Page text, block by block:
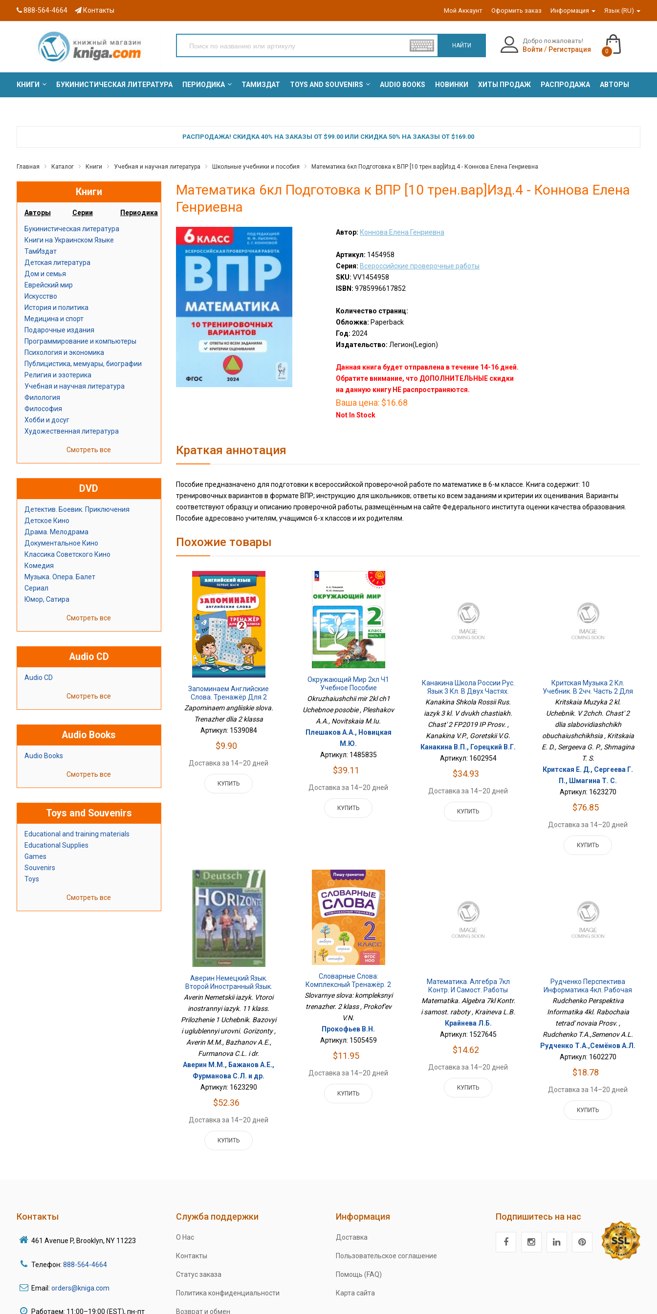
888-564-4664 Контакты Мой Аккаунт Оформить заказ Информация Язык (RU)
НАЙТИ
Добро пожаловать!
Войти / Регистрация 0
КНИГИ БУКИНИСТИЧЕСКАЯ ЛИТЕРАТУРА ПЕРИОДИКА ТАМИЗДАТ TOYS AND SOUVENIRS AUDIO BOOKS НОВИНКИ ХИТЫ ПРОДАЖ РАСПРОДАЖА АВТОРЫ
РАСПРОДАЖА! СКИДКА 40% НА ЗАКАЗЫ ОТ $99.00 ИЛИ СКИДКА 50% НА ЗАКАЗЫ ОТ $169.00
Главная Каталог Книги Учебная и научная литература Школьные учебники и пособия Математика 6кл Подготовка к ВПР [10 трен.вар]Изд.4 - Коннова Елена Генриевна
Книги
Авторы Серии Периодика
Букинистическая литература
Книги на Украинском Языке
ТамИздат
Детская литература
Дом и семья
Еврейский мир
Искусство
История и политика
Медицина и спорт
Подарочные издания
Программирование и компьютеры
Психология и экономика
Публицистика, мемуары, биографии
Религия и эзотерика
Учебная и научная литература
Филология
Философия
Хобби и досуг
Художественная литература
Смотреть все
DVD
Детектив. Боевик. Приключения
Детское Кино
Драма. Мелодрама
Документальное Кино
Классика Советского Кино
Комедия
Музыка. Опера. Балет
Сериал
Юмор, Сатира
Смотреть все
Audio CD
Audio CD
Смотреть все
Audio Books
Audio Books
Смотреть все
Toys and Souvenirs
Educational and training materials
Educational Supplies
Games
Souvenirs
Toys
Смотреть все
Математика 6кл Подготовка к ВПР [10 трен.вар]Изд.4 - Коннова Елена
Генриевна
Автор: Коннова Елена Генриевна
Артикул: 1454958
Серия: Всероссийские проверочные работы
SKU: VV1454958
ISBN: 9785996617852
Количество страниц:
Обложка: Paperback
Год: 2024
Издательство: Легион(Legion)
Данная книга будет отправлена в течение 14-16 дней.
Обратите внимание, что ДОПОЛНИТЕЛЬНЫЕ скидки
на данную книгу НЕ распространяются.
Ваша цена: $16.68
Not In Stock
Краткая аннотация
Пособие предназначено для подготовки к всероссийской проверочной работе по математике в 6-м классе. Книга содержит: 10
тренировочных вариантов в формате ВПР; инструкцию для школьников; ответы ко всем заданиям и критерии их оценивания. Варианты
соответствуют образцу и описанию проверочной работы, размещённым на сайте Федерального института оценки качества образования.
Пособие адресовано учителям, учащимся 6-х классов и их родителям.
Похожие товары
Запоминаем Английские
Слова. Тренажёр Для 2
Класса
Zapominaem angliiskie slova.
Trenazher dlia 2 klassa
Артикул: 1539084
$9.90
Доставка за 14–20 дней
КУПИТЬ
Окружающий Мир 2кл Ч1
Учебное Пособие
Okruzhaiushchii mir 2kl ch1
Uchebnoe posobie , Pleshakov
A.A., Novitskaia M.Iu.
Плешаков А.А., Новицкая
М.Ю.
Артикул: 1485835
$39.11
Доставка за 14–20 дней
КУПИТЬ
Канакина Школа России Рус.
Язык 3 Кл. В Двух Частях.
Часть 2 ФП2019 ИП Просв.
Kanakina Shkola Rossii Rus.
iazyk 3 kl. V dvukh chastiakh.
Chast' 2 FP2019 IP Prosv. ,
Kanakina V.P., Goretskii V.G.
Канакина В.П., Горецкий В.Г.
Артикул: 1602954
$34.93
Доставка за 14–20 дней
КУПИТЬ
Критская Музыка 2 Кл.
Учебник. В 2чч. Часть 2 Для
Слабовидящих
Обучающихся
Kritskaia Muzyka 2 kl.
Uchebnik. V 2chch. Chast' 2
dlia slabovidiashchikh
obuchaiushchikhsia , Kritskaia
E. D., Sergeeva G. P., Shmagina
T. S.
Критская Е. Д., Сергеева Г.
П., Шмагина Т. С.
Артикул: 1623270
$76.85
Доставка за 14–20 дней
КУПИТЬ
Аверин Немецкий Язык.
Второй Иностранный Язык.
11 Класс. Приложение 1
Учебник. Базовый И
Углубленный Уровни.
Горизонты
Averin Nemetskii iazyk. Vtoroi
inostrannyi iazyk. 11 klass.
Prilozhenie 1 Uchebnik. Bazovyi
i uglublennyi urovni. Gorizonty ,
Averin M.M., Bazhanov A.E.,
Furmanova C.L. i dr.
Аверин М.М., Бажанов А.Е.,
Фурманова C.Л. и др.
Артикул: 1623290
$52.36
Доставка за 14–20 дней
КУПИТЬ
Словарные Слова:
Комплексный Тренажёр. 2
Класс
Slovarnye slova: kompleksnyi
trenazher. 2 klass , Prokof'ev
V.N.
Прокофьев В.Н.
Артикул: 1505459
$11.95
Доставка за 14–20 дней
КУПИТЬ
Математика. Алгебра 7кл
Контр. И Самост. Работы
Matematika. Algebra 7kl Kontr.
i samost. raboty , Kraineva L.B.
Крайнева Л.Б.
Артикул: 1527645
$14.62
Доставка за 14–20 дней
КУПИТЬ
Рудченко Перспектива
Информатика 4кл. Рабочая
Тетрадь Новая Просв.
Rudchenko Perspektiva
Informatika 4kl. Rabochaia
tetrad' novaia Prosv. ,
Rudchenko T.A.,Semenov A.L.
Рудченко Т.А.,Семёнов А.Л.
Артикул: 1602270
$18.78
Доставка за 14–20 дней
КУПИТЬ
Контакты
461 Avenue P, Brooklyn, NY 11223
Телефон: 888-564-4664
Email: orders@kniga.com
Работаем: 11:00–19:00 (EST), пн-пт
Служба поддержки
О Нас
Контакты
Статус заказа
Политика конфиденциальности
Возврат и обмен
Информация
Доставка
Пользовательское соглашение
Помощь (FAQ)
Карта сайта
Подпишитесь на нас